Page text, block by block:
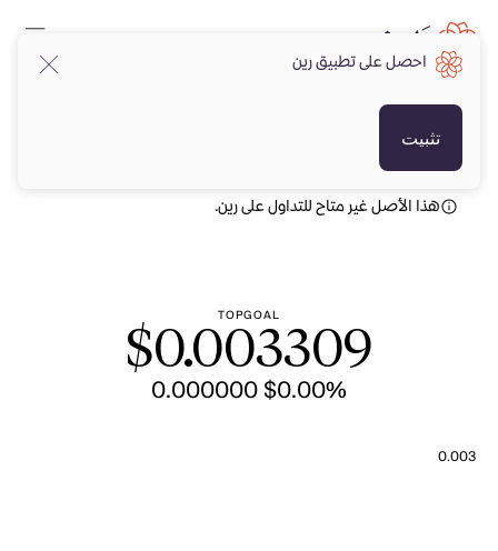
هذا الأصل غير متاح للتداول على رين.
TOPGOAL
$0.003309
0.00%
$ 0.000000
0.003
احصل على تطبيق رين
تثبيت